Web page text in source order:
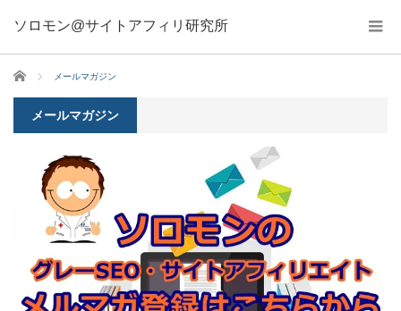
ソロモン@サイトアフィリ研究所
ホーム メールマガジン
メールマガジン